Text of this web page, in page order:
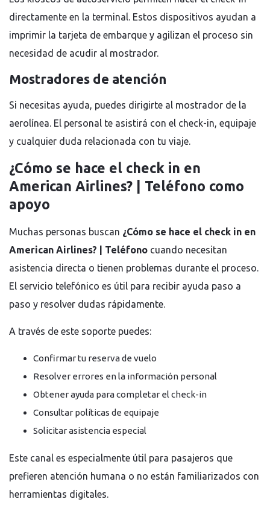
directamente en la terminal. Estos dispositivos ayudan a
imprimir la tarjeta de embarque y agilizan el proceso sin
necesidad de acudir al mostrador.
Mostradores de atención
Si necesitas ayuda, puedes dirigirte al mostrador de la
aerolínea. El personal te asistirá con el check-in, equipaje
y cualquier duda relacionada con tu viaje.
¿Cómo se hace el check in en
American Airlines? | Teléfono como
apoyo
Muchas personas buscan ¿Cómo se hace el check in en
American Airlines? | Teléfono cuando necesitan
asistencia directa o tienen problemas durante el proceso.
El servicio telefónico es útil para recibir ayuda paso a
paso y resolver dudas rápidamente.
A través de este soporte puedes:
Confirmar tu reserva de vuelo
Resolver errores en la información personal
Obtener ayuda para completar el check-in
Consultar políticas de equipaje
Solicitar asistencia especial
Este canal es especialmente útil para pasajeros que
prefieren atención humana o no están familiarizados con
herramientas digitales.